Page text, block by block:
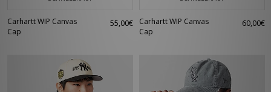
Carhartt WIP Canvas
Cap
55,00€
Carhartt WIP Canvas
Cap
60,00€